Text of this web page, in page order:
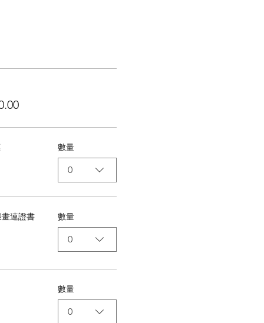
數量
0
連證書 數量
0
數量
0